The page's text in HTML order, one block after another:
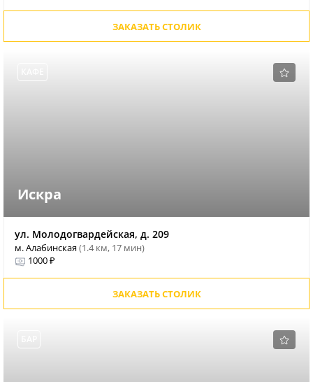
ЗАКАЗАТЬ СТОЛИК
Искра
ул. Молодогвардейская, д. 209
м. Алабинская(1.4 км, 17 мин)
1000 ₽
ЗАКАЗАТЬ СТОЛИК